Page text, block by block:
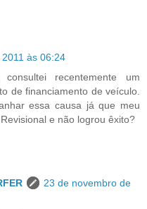
às 06:24
recentemente um
de financiamento de veículo.
essa causa já que meu
e não logrou êxito?
23 de novembro de